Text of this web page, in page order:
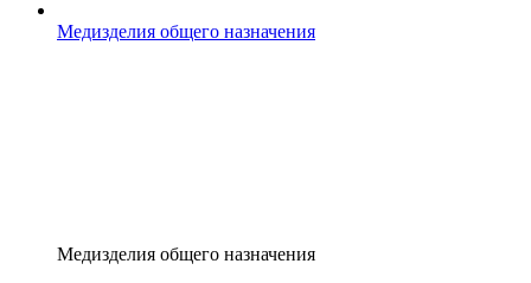
Медизделия общего назначения
Медизделия общего назначения